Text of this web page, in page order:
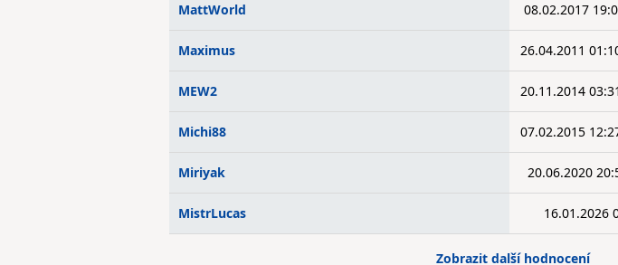
MattWorld 08.02.2017
Maximus 26.04.2011
MEW2 20.11.2014
Michi88 07.02.2015
Miriyak 20.06.2020
MistrLucas 16.01.2026
Zobrazit další hodnocení